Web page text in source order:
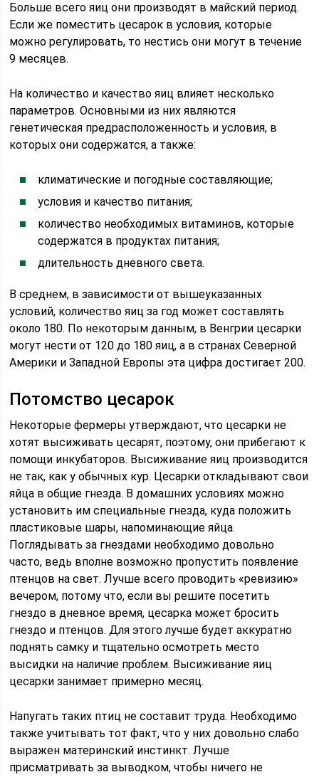
Больше всего яиц они производят в майский период.
Если же поместить цесарок в условия, которые
можно регулировать, то нестись они могут в течение
9 месяцев.
На количество и качество яиц влияет несколько
параметров. Основными из них являются
генетическая предрасположенность и условия, в
которых они содержатся, а также:
климатические и погодные составляющие;
условия и качество питания;
количество необходимых витаминов, которые
содержатся в продуктах питания;
длительность дневного света.
В среднем, в зависимости от вышеуказанных
условий, количество яиц за год может составлять
около 180. По некоторым данным, в Венгрии цесарки
могут нести от 120 до 180 яиц, а в странах Северной
Америки и Западной Европы эта цифра достигает 200.
Потомство цесарок
Некоторые фермеры утверждают, что цесарки не
хотят высиживать цесарят, поэтому, они прибегают к
помощи инкубаторов. Высиживание яиц производится
не так, как у обычных кур. Цесарки откладывают свои
яйца в общие гнезда. В домашних условиях можно
установить им специальные гнезда, куда положить
пластиковые шары, напоминающие яйца.
Поглядывать за гнездами необходимо довольно
часто, ведь вполне возможно пропустить появление
птенцов на свет. Лучше всего проводить «ревизию»
вечером, потому что, если вы решите посетить
гнездо в дневное время, цесарка может бросить
гнездо и птенцов. Для этого лучше будет аккуратно
поднять самку и тщательно осмотреть место
высидки на наличие проблем. Высиживание яиц
цесарки занимает примерно месяц.
Напугать таких птиц не составит труда. Необходимо
также учитывать тот факт, что у них довольно слабо
выражен материнский инстинкт. Лучше
присматривать за выводком, чтобы ничего не